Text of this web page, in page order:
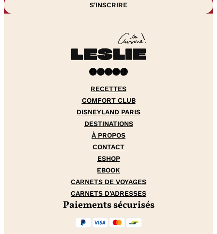
Facebook InstagramPinterest YouTube TikTok
RECETTES
COMFORT CLUB
DISNEYLAND PARIS
DESTINATIONS
À PROPOS
CONTACT
ESHOP
EBOOK
CARNETS DE VOYAGES
CARNETS D’ADRESSES
Paiements sécurisés